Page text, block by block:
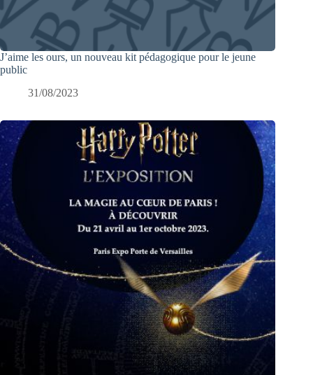
J’aime les ours, un nouveau kit pédagogique pour le jeune
public
31/08/2023